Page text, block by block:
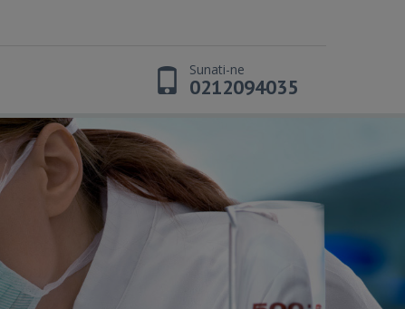
Sunati-ne
0212094035